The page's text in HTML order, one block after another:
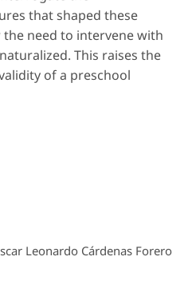
that shaped these
need to intervene with
This raises the
of a preschool
Leonardo Cárdenas Forero